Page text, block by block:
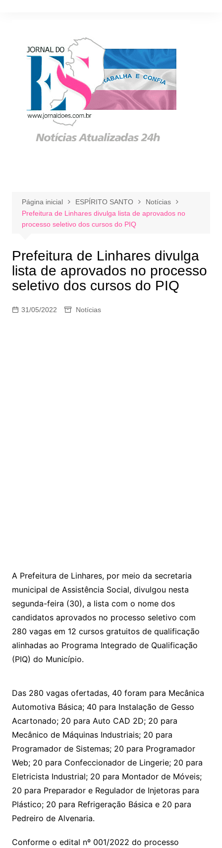
Página inicial ESPÍRITO SANTO
Notícias
Prefeitura de Linhares divulga lista de aprovados no
processo seletivo dos cursos do PIQ
Prefeitura de Linhares divulga
lista de aprovados no processo
seletivo dos cursos do PIQ
31/05/2022 Notícias
A Prefeitura de Linhares, por meio da secretaria
municipal de Assistência Social, divulgou nesta
segunda-feira (30), a lista com o nome dos
candidatos aprovados no processo seletivo com
280 vagas em 12 cursos gratuitos de qualificação
alinhadas ao Programa Integrado de Qualificação
(PIQ) do Município.
Das 280 vagas ofertadas, 40 foram para Mecânica
Automotiva Básica; 40 para Instalação de Gesso
Acartonado; 20 para Auto CAD 2D; 20 para
Mecânico de Máquinas Industriais; 20 para
Programador de Sistemas; 20 para Programador
Web; 20 para Confeccionador de Lingerie; 20 para
Eletricista Industrial; 20 para Montador de Móveis;
20 para Preparador e Regulador de Injetoras para
Plástico; 20 para Refrigeração Básica e 20 para
Pedreiro de Alvenaria.
Conforme o edital nº 001/2022 do processo